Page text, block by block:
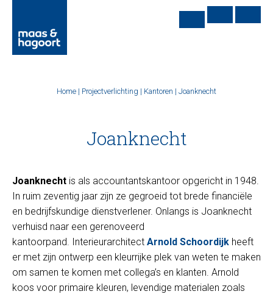
Home | Projectverlichting | Kantoren | Joanknecht
Joanknecht
Joanknecht is als accountantskantoor opgericht in 1948.
In ruim zeventig jaar zijn ze gegroeid tot brede financiële
en bedrijfskundige dienstverlener. Onlangs is Joanknecht
verhuisd naar een gerenoveerd
kantoorpand. Interieurarchitect Arnold Schoordijk heeft
er met zijn ontwerp een kleurrijke plek van weten te maken
om samen te komen met collega’s en klanten. Arnold
koos voor primaire kleuren, levendige materialen zoals